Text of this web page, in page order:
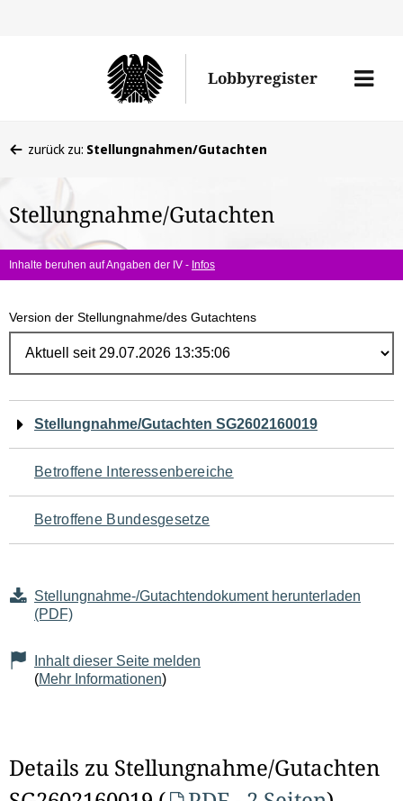
Lobbyregister
Menü
befinden
hier:
zurück zu: Stellungnahmen/Gutachten
Stellungnahme/Gutachten
Inhalte beruhen auf Angaben der IV - Infos
Version der Stellungnahme/des Gutachtens
Navigation
für
den
Seiteninhalt
Stellungnahme/Gutachten SG2602160019
Betroffene Interessenbereiche
Betroffene Bundesgesetze
Stellungnahme-/Gutachtendokument herunterladen
(PDF)
Inhalt dieser Seite melden
(Mehr Informationen)
Details zu Stellungnahme/Gutachten